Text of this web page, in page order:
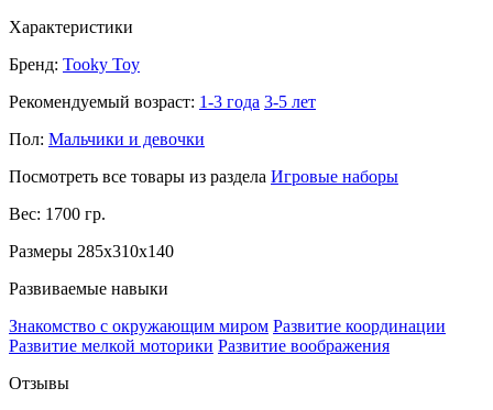
Характеристики
Бренд: Tooky Toy
Рекомендуемый возраст: 1-3 года 3-5 лет
Пол: Мальчики и девочки
Посмотреть все товары из раздела Игровые наборы
Вес: 1700 гр.
Размеры 285x310x140
Развиваемые навыки
Знакомство с окружающим миром Развитие координации
Развитие мелкой моторики Развитие воображения
Отзывы